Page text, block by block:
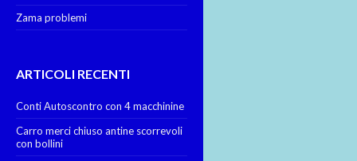
Zama problemi
ARTICOLI RECENTI
Conti Autoscontro con 4 macchinine
Carro merci chiuso antine scorrevoli
con bollini